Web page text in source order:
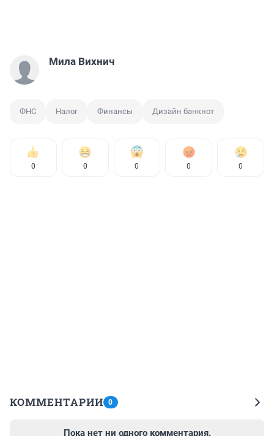
Мила Вихнич
ФНС Налог Финансы Дизайн банкнот
0 0 0 0 0
КОММЕНТАРИИ 0
Пока нет ни одного комментария.